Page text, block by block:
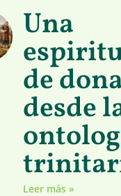
Una
de
desde
Leer más »